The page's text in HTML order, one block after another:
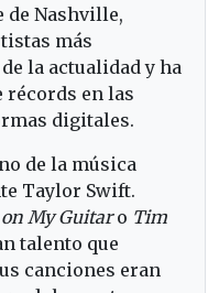
de Nashville,
más
la actualidad y ha
récords en las
digitales.
de la música
Taylor Swift.
My Guitaro Tim
talento que
canciones eran